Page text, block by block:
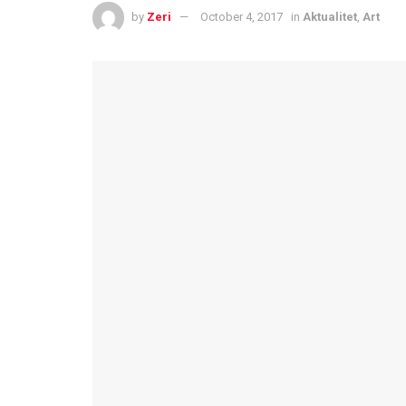
by Zeri October 4, 2017 in Aktualitet Art